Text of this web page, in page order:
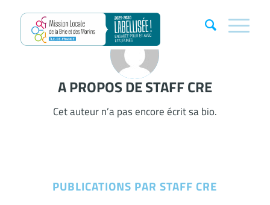
A PROPOS DESTAFF CRE
Cet auteur n’a pas encore écrit sa bio.
PUBLICATIONS PAR STAFF CRE